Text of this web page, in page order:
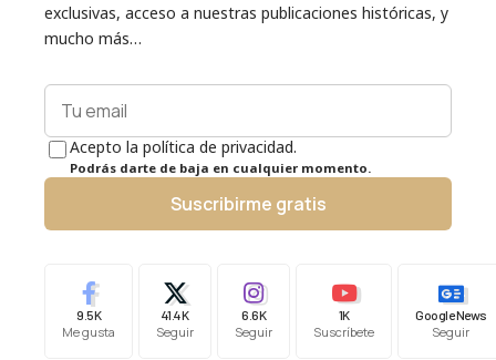
exclusivas, acceso a nuestras publicaciones históricas, y
mucho más…
Acepto la política de privacidad.
Podrás darte de baja en cualquier momento.
Suscribirme gratis
9.5K
Me gusta
41.4K
Seguir
6.6K
Seguir
1K
Suscríbete
Google News
Seguir